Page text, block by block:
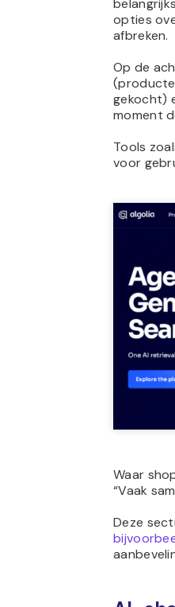
opties
afbreken.
Op de
gekocht)
moment
Tools
voor
Waar
“Vaak
Deze